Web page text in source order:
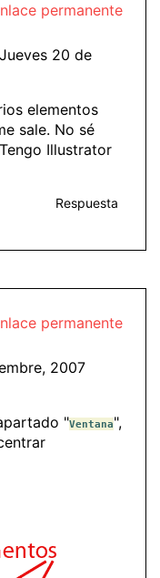
permanente
20 de
elementos
sale. No sé
Illustrator
Respuesta
permanente
2007
"Ventana",